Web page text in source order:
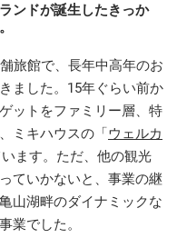
ンドが誕生したきっか
旅館で、長年中高年のお
ました。15年ぐらい前か
ットをファミリー層、特
ミキハウスの「ウェルカ
ます。ただ、他の観光
ていかないと、事業の継
山湖畔のダイナミックな
業でした。